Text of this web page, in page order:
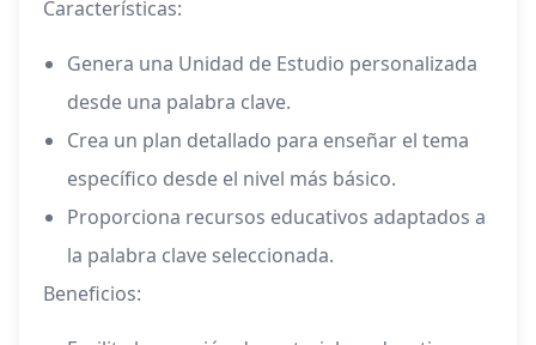
Características:
Genera una Unidad de Estudio personalizada
desde una palabra clave.
Crea un plan detallado para enseñar el tema
específico desde el nivel más básico.
Proporciona recursos educativos adaptados a
la palabra clave seleccionada.
Beneficios: